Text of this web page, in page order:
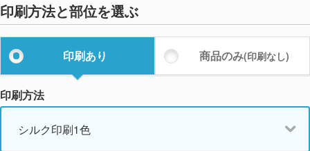
印刷方法と部位を選ぶ
印刷あり 商品のみ(印刷なし)
印刷方法
シルク印刷1色